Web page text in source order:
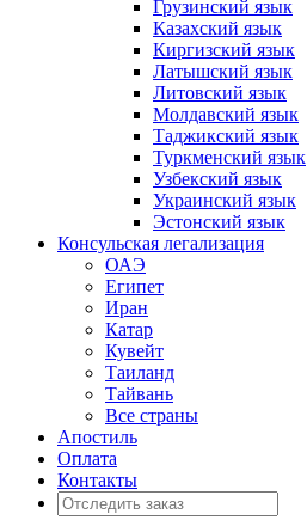
Грузинский язык
Казахский язык
Киргизский язык
Латышский язык
Литовский язык
Молдавский язык
Таджикский язык
Туркменский язык
Узбекский язык
Украинский язык
Эстонский язык
Консульская легализация
ОАЭ
Египет
Иран
Катар
Кувейт
Таиланд
Тайвань
Все страны
Апостиль
Оплата
Контакты